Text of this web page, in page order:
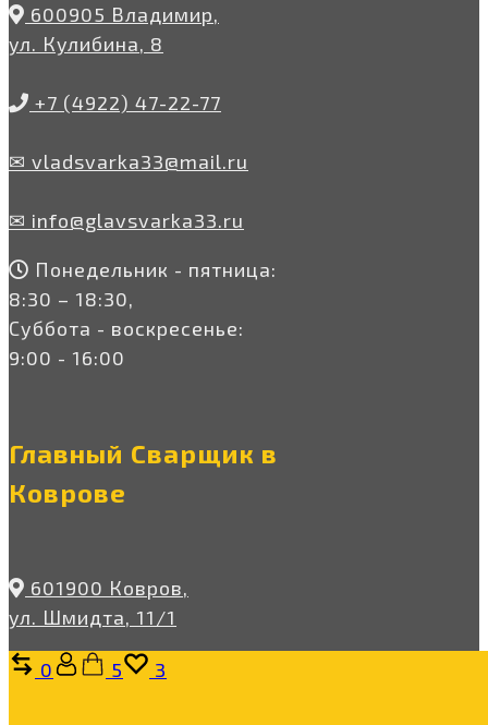
600905 Владимир,
ул. Кулибина, 8
+7 (4922) 47-22-77
✉ vladsvarka33@mail.ru
✉ info@glavsvarka33.ru
Понедельник - пятница:
8:30 – 18:30,
Суббота - воскресенье:
9:00 - 16:00
Главный Сварщик в
Коврове
601900 Ковров,
ул. Шмидта, 11/1
+7 (999) 522-57-77
Сравнить
0 Корзина
5 Избранное
3